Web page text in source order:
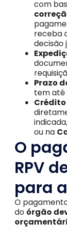
com
receba
decisão
Prazo
tem até
ou na
O
RPV
para
O
do órgão